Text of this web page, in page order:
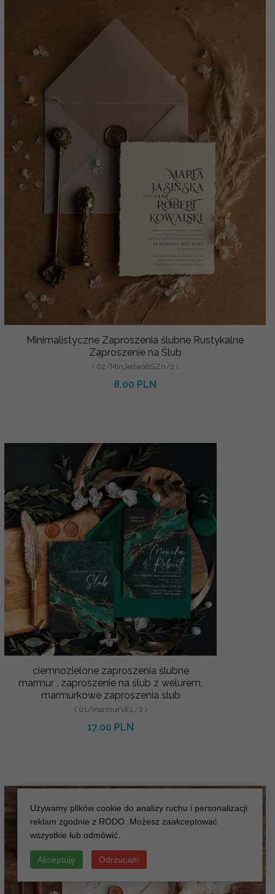
Minimalistyczne Zaproszenia ślubne Rustykalne
Zaproszenie na Ślub
( 02/MinJedwabSZn/z )
8.00 PLN
ciemnozielone zaproszenia ślubne
marmur , zaproszenie na ślub z welurem,
marmurkowe zaproszenia slub
( 01/marmurVEL/z )
17.00 PLN
Używamy plików cookie do analizy ruchu i personalizacji
reklam zgodnie z RODO. Możesz zaakceptować
wszystkie lub odmówić.
Akceptuję Odrzucam